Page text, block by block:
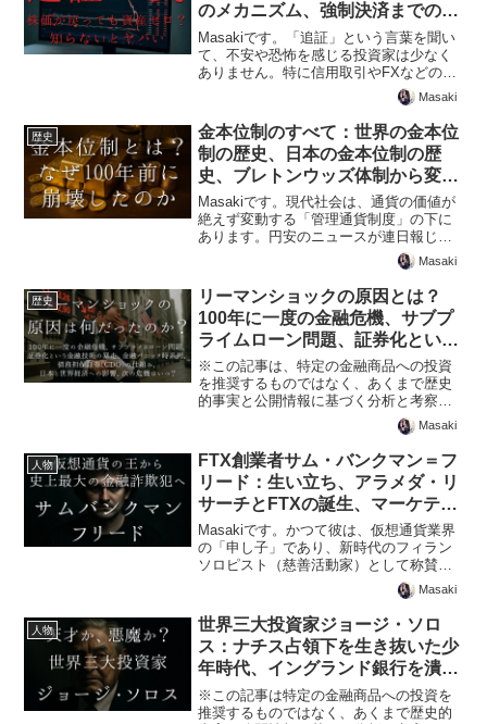
のメカニズム、強制決済までのプ
ロセス、解消方法、追証を払えな
かったら？、主要ネット証券のル
ール、FX・仮想通貨との違い
Masakiです。「追証」という言葉を聞い
て、不安や恐怖を感じる投資家は少なく
ありません。特に信用取引やFXなどのレ
バレッジを効かせた取引を行う上で、追
証は避けて通れない重要な概念です。し
かし、その仕組みや発生条件、そして万
が一発生してしま...
Masaki
歴史
金本位制のすべて：世界の金本位
制の歴史、日本の金本位制の歴
史、ブレトンウッズ体制から変動
相場制へ、現代で復活の可能性と
新たな文脈
Masakiです。現代社会は、通貨の価値が
絶えず変動する「管理通貨制度」の下に
あります。円安のニュースが連日報じら
れ、物価の上昇（インフレ）が家計を圧
迫する中で、私たちが普段使っている
「お金」の価値が、将来も本当に安泰な
のか、漠然とした不安...
Masaki
歴史
リーマンショックの原因とは？
100年に一度の金融危機、サブプ
ライムローン問題、証券化という
金融技術の暴走、債務担保証券
（CDO）の仕組み、金融パニッ
ク時系列、日本と世界経済への影
※この記事は、特定の金融商品への投資
を推奨するものではなく、あくまで歴史
的事実と公開情報に基づく分析と考察を
提供するものです。Masakiです。「リー
マンショック」という言葉をニュースで
耳にしたことはあるけれど、具体的にい
つ、何が、なぜ起き...
Masaki
人物
FTX創業者サム・バンクマン＝フ
リード：生い立ち、アラメダ・リ
サーチとFTXの誕生、マーケティ
ングとロビー活動と政治献金、崩
壊へのカウントダウン：2022年
11月運命の10日間、史上最大級
の金融詐欺、逮捕から判決までの
全記録
Masakiです。かつて彼は、仮想通貨業界
の「申し子」であり、新時代のフィラン
ソロピスト（慈善活動家）として称賛さ
れました。弱冠30歳で数十億ドルの資産
を築き、その富の大部分を人類の未来の
ために寄付すると公言した天才、サム・
バンクマン＝フリ...
Masaki
人物
世界三大投資家ジョージ・ソロ
ス：ナチス占領下を生き抜いた少
年時代、イングランド銀行を潰し
た男、ソロスの哲学—市場を読み
解く再帰性の理論、320億ドルを
※この記事は特定の金融商品への投資を
推奨するものではなく、あくまで歴史的